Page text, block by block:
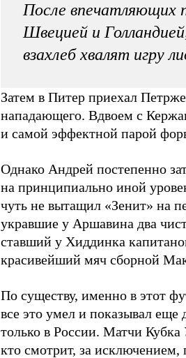
После впечатляющих
Швецией и
взахлеб хвалят игру
Затем в Питер приехал
нападающего. Вдвоем с
и самой эффектной парой
Однако Андрей постепенно
на принципиально иной
чуть не вытащил «Зенит» на
укравшие у Аршавина два
ставший у Хиддинка
красивейший мяч сборной
По существу, именно в этот
все это умел и показывал еще
только в России. Матчи
кто смотрит, за